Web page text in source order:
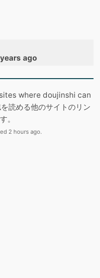
ago
where doujinshi can
読める他のサイトのリン
。
2 hours ago.